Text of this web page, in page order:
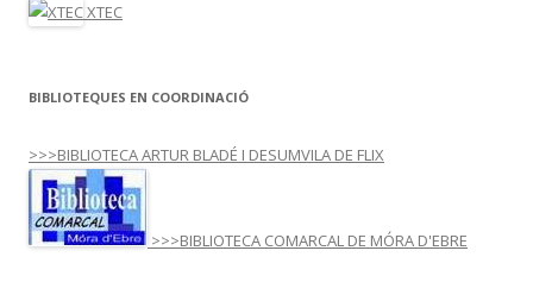
XTEC
BIBLIOTEQUES EN COORDINACIÓ
>>>BIBLIOTECA ARTUR BLADÉ I DESUMVILA DE FLIX
>>>BIBLIOTECA COMARCAL DE MÓRA D'EBRE